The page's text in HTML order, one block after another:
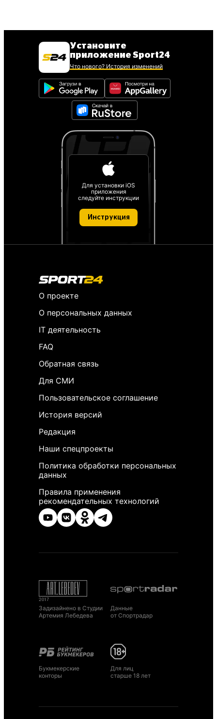
Установите
приложение Sport24
Что нового? История изменений
Для установки iOS
приложения
следуйте инструкции
Инструкция
О проекте
О персональных данных
IT деятельность
FAQ
Обратная связь
Для СМИ
Пользовательское соглашение
История версий
Редакция
Наши спецпроекты
Политика обработки персональных
данных
Правила применения
рекомендательных технологий
Задизайнено в Студии
Артемия Лебедева
Данные
от Спортрадар
Букмекерские
конторы
Для лиц
старше 18 лет